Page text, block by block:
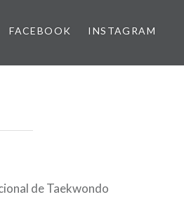
FACEBOOK INSTAGRAM
de Taekwondo